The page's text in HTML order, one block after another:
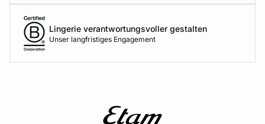
Lingerie verantwortungsvoller gestalten
Unser langfristiges Engagement